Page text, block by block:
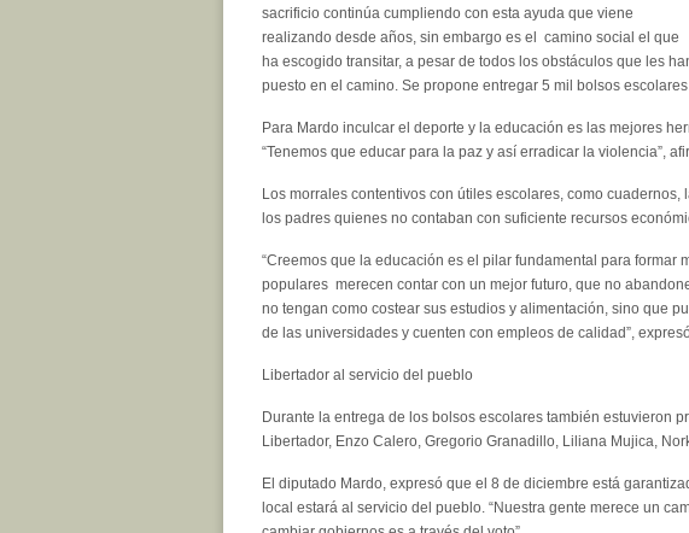
sacrificio continúa cumpliendo con esta ayuda que viene
realizando desde años, sin embargo es el camino social el que
ha escogido transitar, a pesar de todos los obstáculos que les
puesto en el camino. Se propone entregar 5 mil bolsos
Para Mardo inculcar el deporte y la educación es las mejores
“Tenemos que educar para la paz y así erradicar la violencia”,
Los morrales contentivos con útiles escolares, como
los padres quienes no contaban con suficiente recursos
“Creemos que la educación es el pilar fundamental para formar
populares merecen contar con un mejor futuro, que no
no tengan como costear sus estudios y alimentación, sino que
de las universidades y cuenten con empleos de calidad”,
Libertador al servicio del pueblo
Durante la entrega de los bolsos escolares también estuvieron
Libertador, Enzo Calero, Gregorio Granadillo, Liliana Mujica,
El diputado Mardo, expresó que el 8 de diciembre está
local estará al servicio del pueblo. “Nuestra gente merece un